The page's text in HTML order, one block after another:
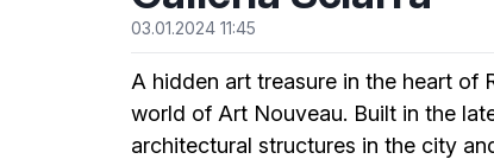
03.01.2024 11:45
A hidden art treasure in the heart of
world of Art Nouveau. Built in the
architectural structures in the city